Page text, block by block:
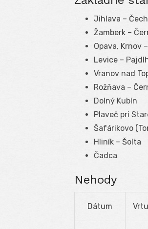
Jihlava – Čech
Žamberk –
Opava, Krnov
Levice –
Vranov nad
Rožňava –
Dolný Kubín
Plaveč pri
Šafárikovo
Hliník – Šolta
Čadca
Nehody
Dátum